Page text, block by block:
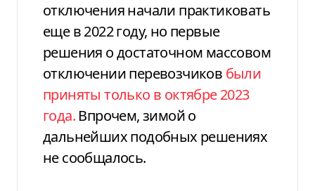
отключения начали практиковать
еще в 2022 году, но первые
решения о достаточном массовом
отключении перевозчиков были
приняты только в октябре 2023
года. Впрочем, зимой о
дальнейших подобных решениях
не сообщалось.